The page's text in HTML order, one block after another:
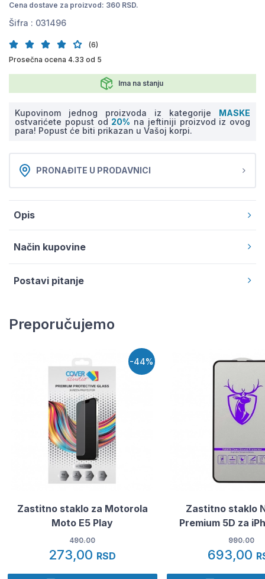
Cena dostave za proizvod: 360 RSD.
Šifra : 031496
(6)
Prosečna ocena 4.33 od 5
Ima na stanju
Kupovinom jednog proizvoda iz kategorije MASKE
ostvarićete popust od 20% na jeftiniji proizvod iz ovog
para! Popust će biti prikazan u Vašoj korpi.
PRONAĐITE U PRODAVNICI
Opis
Način kupovine
Postavi pitanje
Preporučujemo
-44%
Zastitno staklo za Motorola
Moto E5 Play
490.00
273,00 RSD
Zastitno staklo
Premium 5D za
990.00
693,00